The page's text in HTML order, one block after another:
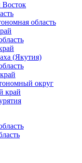
Восток
область
(Якутия)
округ
край